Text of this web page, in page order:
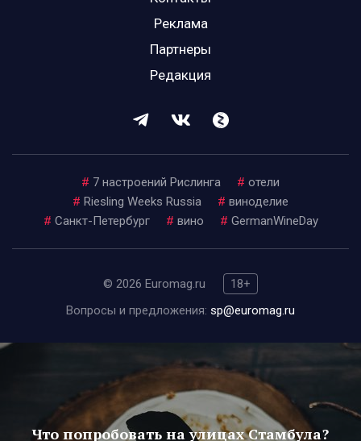
Реклама
Партнеры
Редакция
# 7 настроений Рислинга # отели
# Riesling Weeks Russia # виноделие
# Санкт-Петербург # вино # GermanWineDay
© 2026 Euromag.ru
18+
Вопросы и предложения: sp@euromag.ru
Что попробовать на улицах Стамбула?